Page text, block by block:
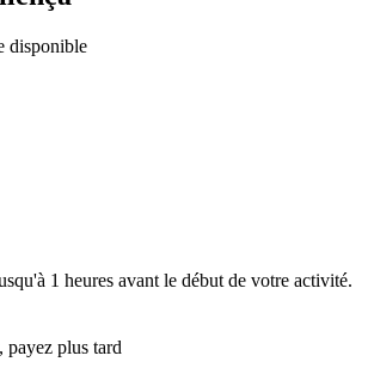
disponible
1 heures avant le début de votre activité.
payez plus tard